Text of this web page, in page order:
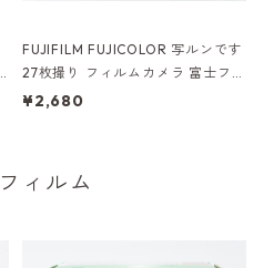
FUJIFILM FUJICOLOR 写ルンです
27枚撮り フィルムカメラ 富士フイ
ルム （A051）
¥2,680
ィルム